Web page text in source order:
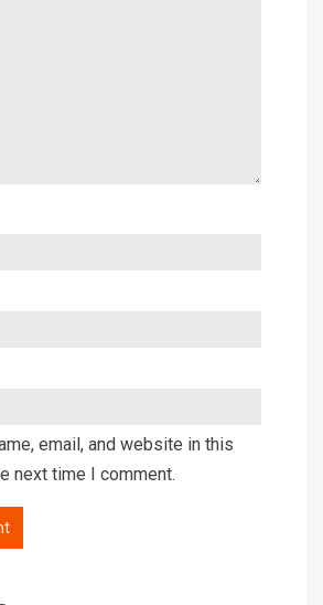
email, and website in this
next time I comment.